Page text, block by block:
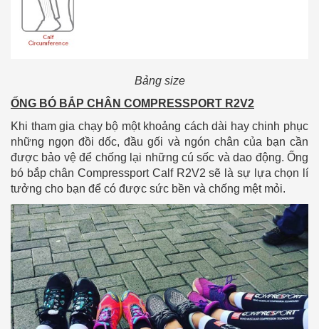
Bảng size
ỐNG BÓ BẮP CHÂN COMPRESSPORT R2V2
Khi tham gia chạy bộ một khoảng cách dài hay chinh phục
những ngọn đồi dốc, đầu gối và ngón chân của bạn cần
được bảo vệ để chống lại những cú sốc và dao động. Ống
bó bắp chân Compressport Calf R2V2 sẽ là sự lựa chọn lí
tưởng cho bạn để có được sức bền và chống mệt mỏi.